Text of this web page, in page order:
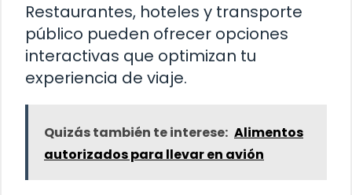
Restaurantes, hoteles y transporte
público pueden ofrecer opciones
interactivas que optimizan tu
experiencia de viaje.
Quizás también te interese: Alimentos
autorizados para llevar en avión